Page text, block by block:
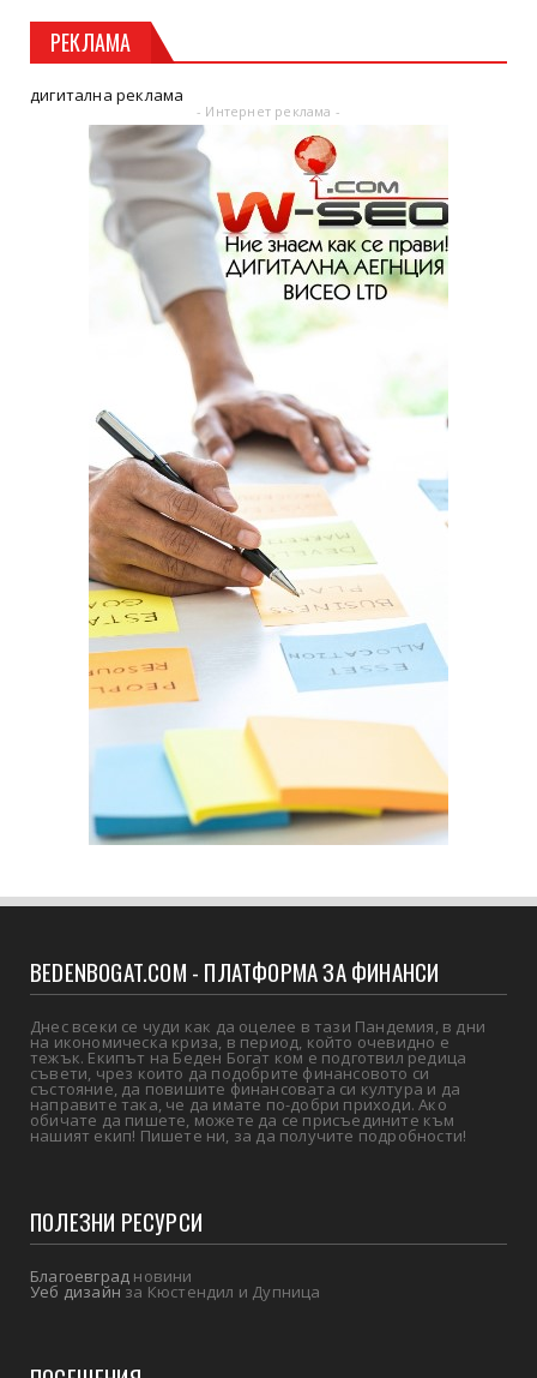
РЕКЛАМА
дигитална реклама
- Интернет реклама -
BEDENBOGAT.COM - ПЛАТФОРМА ЗА ФИНАНСИ
Днес всеки се чуди как да оцелее в тази Пандемия, в дни
на икономическа криза, в период, който очевидно е
тежък. Екипът на Беден Богат ком е подготвил редица
съвети, чрез които да подобрите финансовото си
състояние, да повишите финансовата си култура и да
направите така, че да имате по-добри приходи. Ако
обичате да пишете, можете да се присъедините към
нашият екип! Пишете ни, за да получите подробности!
ПОЛЕЗНИ РЕСУРСИ
Благоевград новини
Уеб дизайн за Кюстендил и Дупница